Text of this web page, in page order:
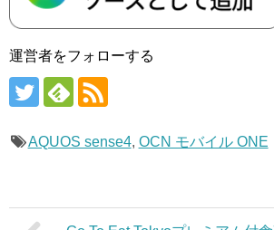
運営者をフォローする
AQUOS sense4, OCN モバイル ONE